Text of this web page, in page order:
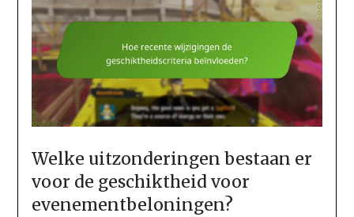
Welke uitzonderingen bestaan er
voor de geschiktheid voor
evenementbeloningen?